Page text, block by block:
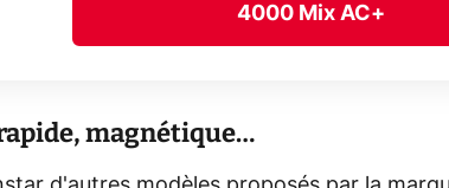
4000 Mix AC+
magnétique…